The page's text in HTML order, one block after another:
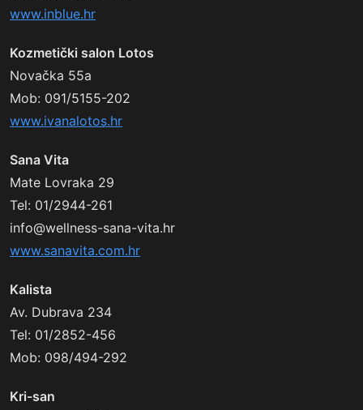
www.inblue.hr
Kozmetički salon Lotos
Novačka 55a
Mob: 091/5155-202
www.ivanalotos.hr
Sana Vita
Mate Lovraka 29
Tel: 01/2944-261
info@wellness-sana-vita.hr
www.sanavita.com.hr
Kalista
Av. Dubrava 234
Tel: 01/2852-456
Mob: 098/494-292
Kri-san